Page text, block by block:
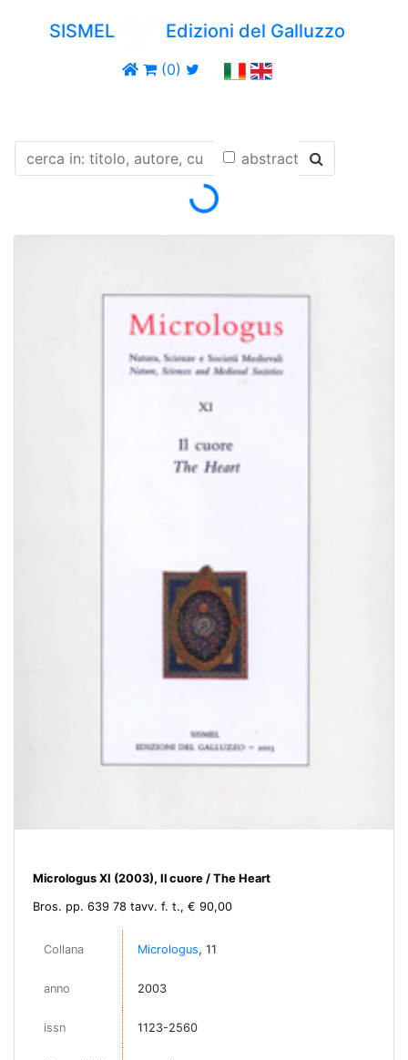
SISMEL Edizioni del Galluzzo
(0)
abstract
Loading...
Micrologus XI (2003), Il cuore / The Heart
Bros. pp. 639 78 tavv. f. t., € 90,00
Collana Micrologus, 11
anno 2003
issn 1123-2560